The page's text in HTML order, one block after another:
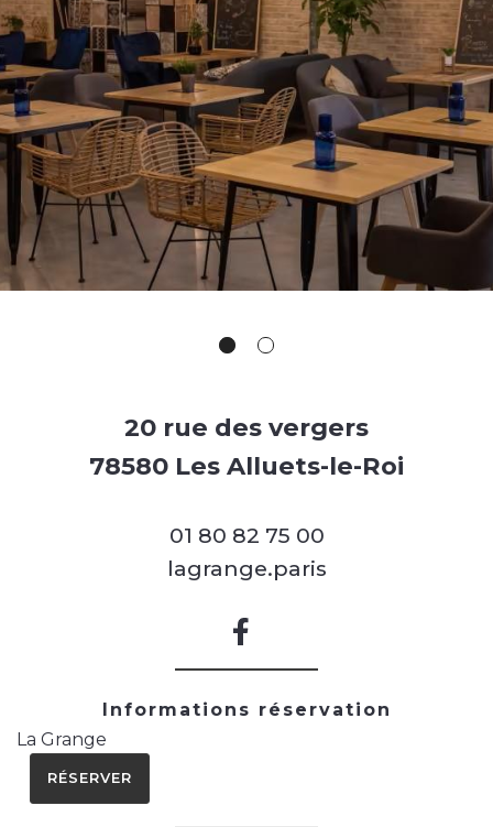
20 rue des vergers
78580 Les Alluets-le-Roi
01 80 82 75 00
lagrange.paris
Informations réservation
La Grange
RÉSERVER